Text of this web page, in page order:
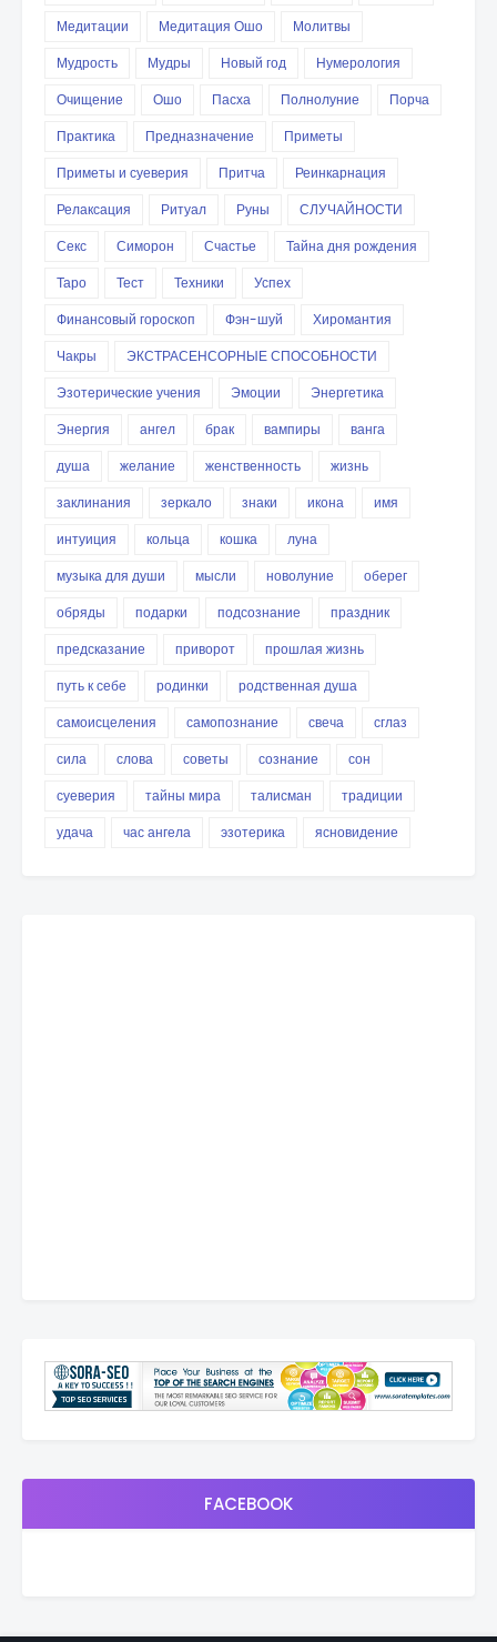
Медитации
Медитация Ошо
Молитвы
Мудрость
Мудры Новый год
Нумерология
Очищение
Ошо Пасха Полнолуние
Порча
Практика
Предназначение
Приметы
Приметы и суеверия
Притча
Реинкарнация
Релаксация
Ритуал Руны
СЛУЧАЙНОСТИ
Секс
Симорон Счастье
Тайна дня рождения
Таро
Тест Техники
Успех
Финансовый гороскоп
Фэн-шуй
Хиромантия
Чакры
ЭКСТРАСЕНСОРНЫЕ СПОСОБНОСТИ
Эзотерические учения
Эмоции
Энергетика
Энергия
ангел брак вампиры
ванга
душа
желание женственность
жизнь
заклинания
зеркало знаки икона
имя
интуиция
кольца кошка
луна
музыка для души
мысли новолуние
оберег
обряды
подарки подсознание
праздник
предсказание
приворот
прошлая жизнь
путь к себе
родинки
родственная душа
самоисцеления
самопознание свеча
сглаз
сила
слова советы сознание
сон
суеверия
тайны мира талисман
традиции
удача
час ангела эзотерика ясновидение
FACEBOOK